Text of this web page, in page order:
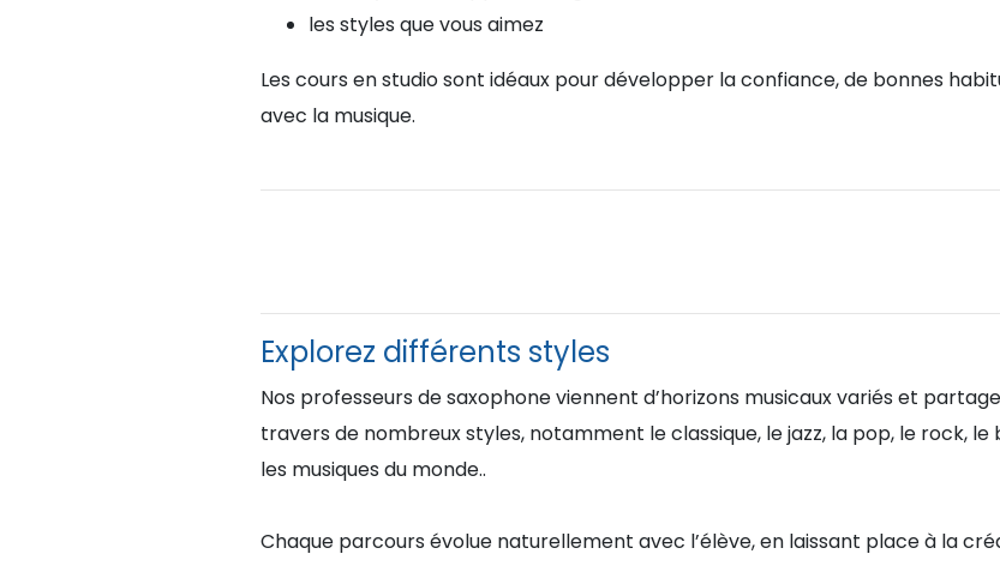
les styles que vous aimez
Les cours en studio sont idéaux pour développer la confiance, de bonnes
avec la musique.
Explorez différents styles
Nos professeurs de saxophone viennent d’horizons musicaux variés et
travers de nombreux styles, notamment le classique, le jazz, la pop, le rock,
les musiques du monde..
Chaque parcours évolue naturellement avec l’élève, en laissant place à la